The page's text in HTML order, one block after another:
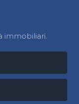
immobiliari.